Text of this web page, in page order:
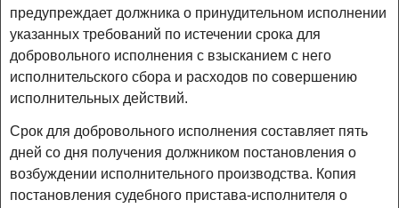
предупреждает должника о принудительном исполнении
указанных требований по истечении срока для
добровольного исполнения с взысканием с него
исполнительского сбора и расходов по совершению
исполнительных действий.
Срок для добровольного исполнения составляет пять
дней со дня получения должником постановления о
возбуждении исполнительного производства. Копия
постановления судебного пристава-исполнителя о